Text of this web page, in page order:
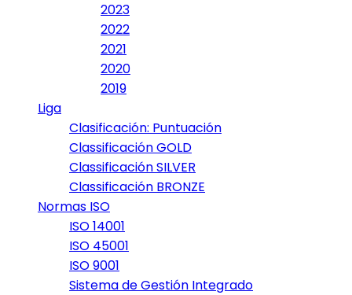
2023
2022
2021
2020
2019
Liga
Clasificación: Puntuación
Classificación GOLD
Classificación SILVER
Classificación BRONZE
Normas ISO
ISO 14001
ISO 45001
ISO 9001
Sistema de Gestión Integrado